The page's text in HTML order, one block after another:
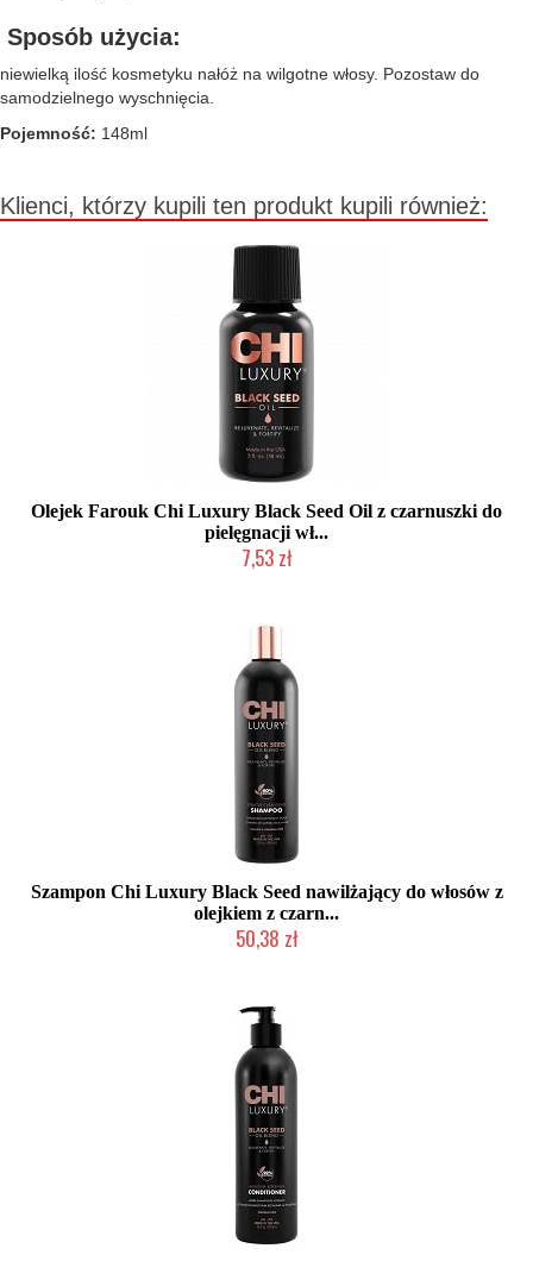
Sposób użycia:
niewielką ilość kosmetyku nałóż na wilgotne włosy. Pozostaw do
samodzielnego wyschnięcia.
Pojemność: 148ml
Klienci, którzy kupili ten produkt kupili również:
Olejek Farouk Chi Luxury Black Seed Oil z czarnuszki do
pielęgnacji wł...
7,53 zł
Szampon Chi Luxury Black Seed nawilżający do włosów z
olejkiem z czarn...
50,38 zł